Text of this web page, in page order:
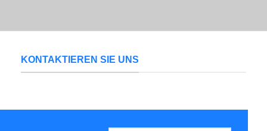
KONTAKTIEREN SIE UNS